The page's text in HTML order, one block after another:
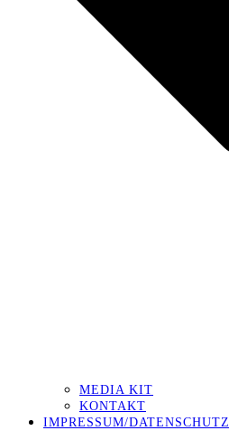
MEDIA KIT
KONTAKT
IMPRESSUM/DATENSCHUTZ